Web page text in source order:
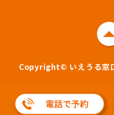
Copyright© いえうる